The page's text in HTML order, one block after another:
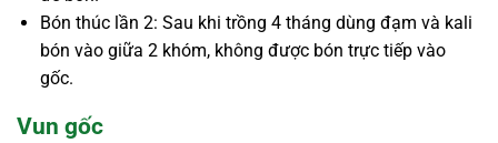
Bón thúc lần 2: Sau khi trồng 4 tháng dùng đạm và kali
bón vào giữa 2 khóm, không được bón trực tiếp vào
gốc.
Vun gốc